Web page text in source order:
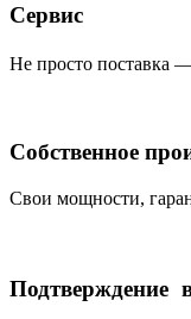
Сервис
Не просто поставка
Собственное
Свои мощности,
Подтверждение